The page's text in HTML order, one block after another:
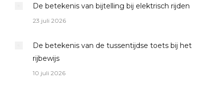
De betekenis van bijtelling bij elektrisch rijden
23 juli 2026
De betekenis van de tussentijdse toets bij het
rijbewijs
10 juli 2026